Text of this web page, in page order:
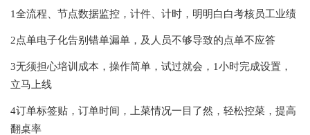
1全流程、节点数据监控，计件、计时，明明白白考核员工业绩
2点单电子化告别错单漏单，及人员不够导致的点单不应答
3无须担心培训成本，操作简单，试过就会，1小时完成设置，
立马上线
4订单标签贴，订单时间，上菜情况一目了然，轻松控菜，提高
翻桌率